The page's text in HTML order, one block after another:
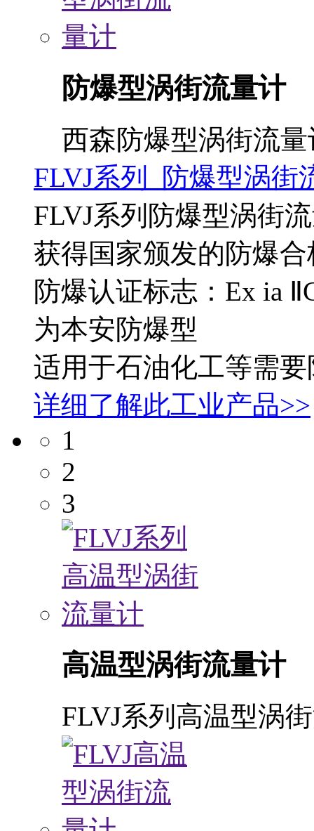
防爆型涡街流量计
西森防爆型涡街流量
FLVJ系列 防爆型涡街
FLVJ系列防爆型涡街
获得国家颁发的防爆合
防爆认证标志：Ex ia
为本安防爆型
适用于石油化工等需
详细了解此工业产品>>
1
2
3
高温型涡街流量计
FLVJ系列高温型涡